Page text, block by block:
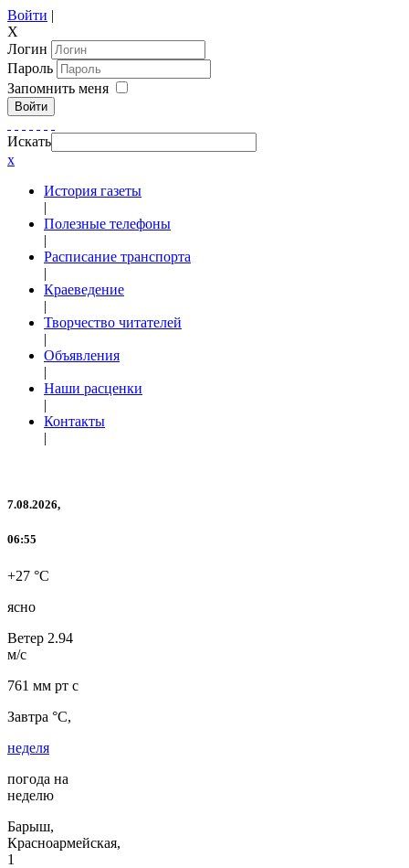
Войти |
X
Логин
Пароль
Запомнить меня
Войти
Искать
x
История газеты
|
Полезные телефоны
|
Расписание транспорта
|
Краеведение
|
Творчество читателей
|
Объявления
|
Наши расценки
|
Контакты
|
7.08.2026,
06:55
+27 °C
ясно
Ветер 2.94
м/с
761 мм рт с
Завтра °C,
неделя
погода на
неделю
Барыш,
Красноармейская,
1